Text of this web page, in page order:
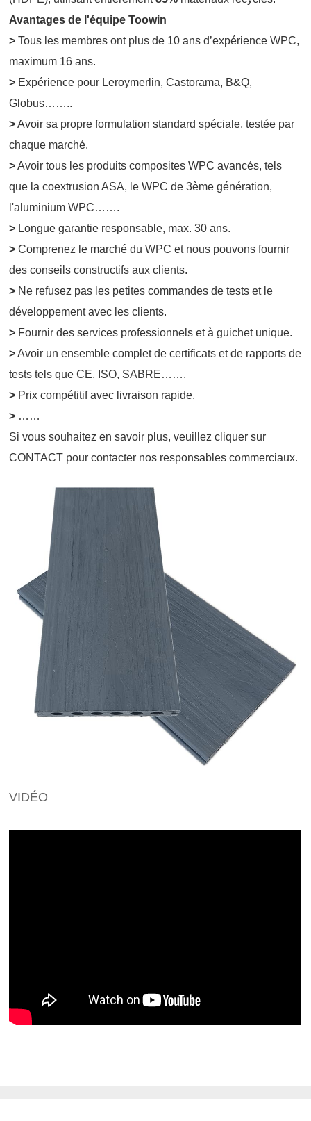
Avantages de l'équipe Toowin
> Tous les membres ont plus de 10 ans d’expérience WPC,
maximum 16 ans.
> Expérience pour Leroymerlin, Castorama, B&Q,
Globus……..
>Avoir sa propre formulation standard spéciale, testée par
chaque marché.
>Avoir tous les produits composites WPC avancés, tels
que la coextrusion ASA, le WPC de 3ème génération,
l'aluminium WPC…….
> Longue garantie responsable, max. 30 ans.
> Comprenez le marché du WPC et nous pouvons fournir
des conseils constructifs aux clients.
> Ne refusez pas les petites commandes de tests et le
développement avec les clients.
> Fournir des services professionnels et à guichet unique.
>Avoir un ensemble complet de certificats et de rapports de
tests tels que CE, ISO, SABRE…….
> Prix compétitif avec livraison rapide.
> ……
Si vous souhaitez en savoir plus, veuillez cliquer sur
CONTACT pour contacter nos responsables commerciaux.
VIDÉO